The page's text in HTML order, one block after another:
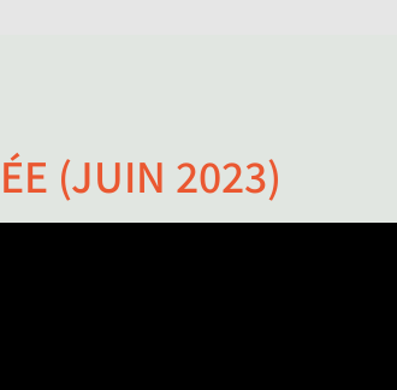
(JUIN 2023)